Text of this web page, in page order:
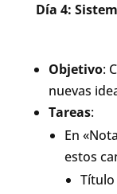
Día 4:
Objetivo:
nuevas
Tareas:
En
estos
Título